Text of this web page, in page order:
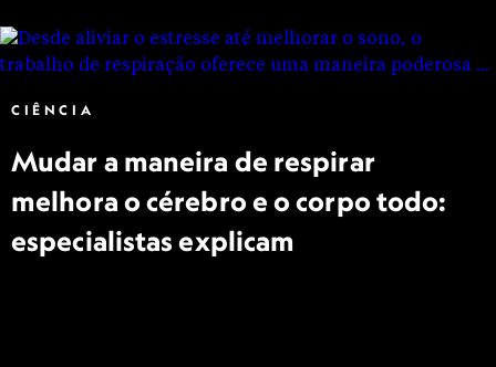
CIÊNCIA
Mudar a maneira de respirar
melhora o cérebro e o corpo todo:
especialistas explicam